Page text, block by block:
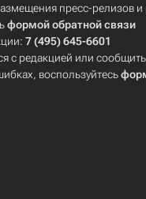
пресс-релизов
формой обратной связи
7 (495) 645-6601
с редакцией или
воспользуйтесь